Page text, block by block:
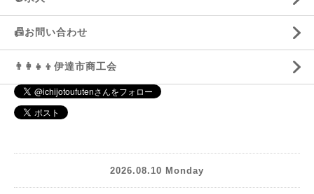
📠お問い合わせ
👨‍👩‍👧‍👦伊達市商工会
2026.08.10 Monday